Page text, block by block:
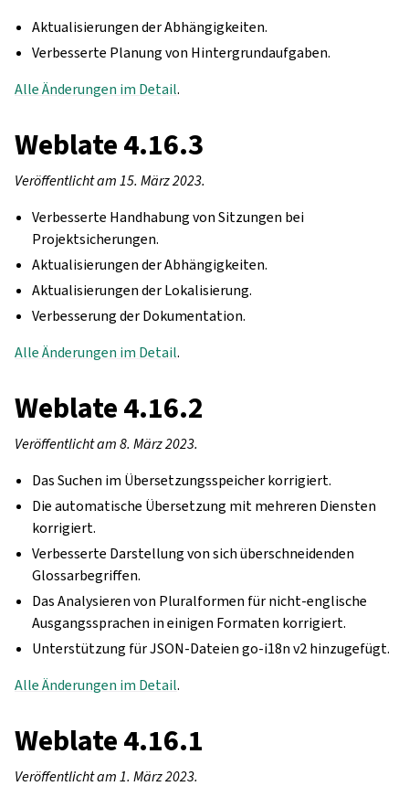
Aktualisierungen der Abhängigkeiten.
Verbesserte Planung von Hintergrundaufgaben.
Alle Änderungen im Detail.
Weblate 4.16.3
Veröffentlicht am 15. März 2023.
Verbesserte Handhabung von Sitzungen bei
Projektsicherungen.
Aktualisierungen der Abhängigkeiten.
Aktualisierungen der Lokalisierung.
Verbesserung der Dokumentation.
Alle Änderungen im Detail.
Weblate 4.16.2
Veröffentlicht am 8. März 2023.
Das Suchen im Übersetzungsspeicher korrigiert.
Die automatische Übersetzung mit mehreren Diensten
korrigiert.
Verbesserte Darstellung von sich überschneidenden
Glossarbegriffen.
Das Analysieren von Pluralformen für nicht-englische
Ausgangssprachen in einigen Formaten korrigiert.
Unterstützung für JSON-Dateien go-i18n v2 hinzugefügt.
Alle Änderungen im Detail.
Weblate 4.16.1
Veröffentlicht am 1. März 2023.